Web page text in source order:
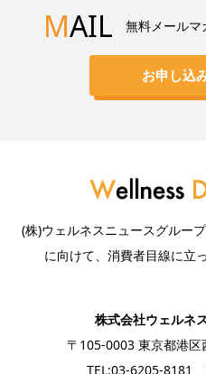
MAIL 無料メールマ
お申し込
(株)ウェルネスニュースグルー
に向けて、消費者目線に立
株式会社ウェルネ
〒105-0003 東京都港
TEL:03-6205-8181